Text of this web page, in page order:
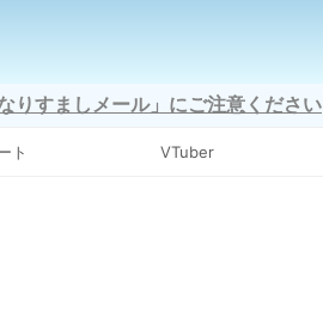
りすましメール」にご注意ください
ト VTuber